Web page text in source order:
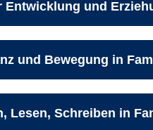
folgenden
Entwicklung und
folgenden
und Bewegung in
folgenden
Lesen, Schreiben in